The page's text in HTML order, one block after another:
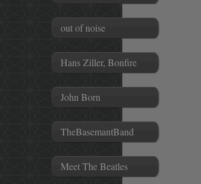
out of noise
Hans Ziller, Bonfire
John Born
TheBasemantBand
Meet The Beatles